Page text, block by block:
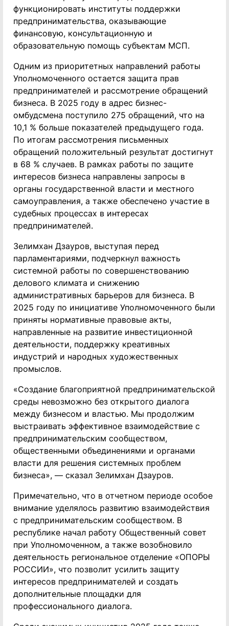
функционировать институты поддержки
предпринимательства, оказывающие
финансовую, консультационную и
образовательную помощь субъектам МСП.
Одним из приоритетных направлений работы
Уполномоченного остается защита прав
предпринимателей и рассмотрение обращений
бизнеса. В 2025 году в адрес бизнес-
омбудсмена поступило 275 обращений, что на
10,1 % больше показателей предыдущего года.
По итогам рассмотрения письменных
обращений положительный результат достигнут
в 68 % случаев. В рамках работы по защите
интересов бизнеса направлены запросы в
органы государственной власти и местного
самоуправления, а также обеспечено участие в
судебных процессах в интересах
предпринимателей.
Зелимхан Дзауров, выступая перед
парламентариями, подчеркнул важность
системной работы по совершенствованию
делового климата и снижению
административных барьеров для бизнеса. В
2025 году по инициативе Уполномоченного были
приняты нормативные правовые акты,
направленные на развитие инвестиционной
деятельности, поддержку креативных
индустрий и народных художественных
промыслов.
«Создание благоприятной предпринимательской
среды невозможно без открытого диалога
между бизнесом и властью. Мы продолжим
выстраивать эффективное взаимодействие с
предпринимательским сообществом,
общественными объединениями и органами
власти для решения системных проблем
бизнеса», — сказал Зелимхан Дзауров.
Примечательно, что в отчетном периоде особое
внимание уделялось развитию взаимодействия
с предпринимательским сообществом. В
республике начал работу Общественный совет
при Уполномоченном, а также возобновило
деятельность региональное отделение «ОПОРЫ
РОССИИ», что позволит усилить защиту
интересов предпринимателей и создать
дополнительные площадки для
профессионального диалога.